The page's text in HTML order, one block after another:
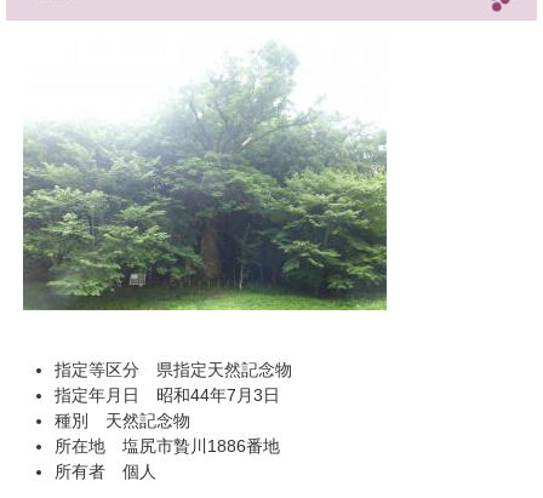
指定等区分 県指定天然記念物
指定年月日 昭和44年7月3日
種別 天然記念物
所在地 塩尻市贄川1886番地
所有者 個人